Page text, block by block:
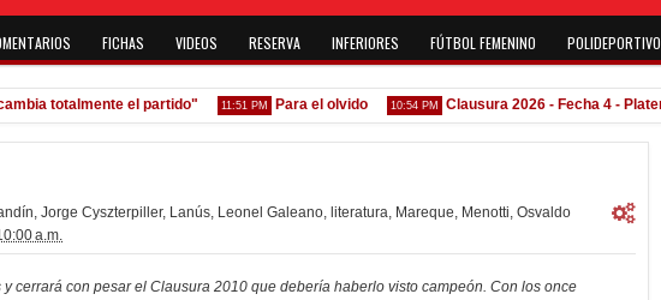
FICHAS VIDEOS RESERVA INFERIORES FÚTBOL FEMENINO POLIDEPORTIVO
totalmente el partido" 11:51 PM Para el olvido 10:54 PM Clausura 2026 - Fecha 4 - Platense
, Jorge Cyszterpiller, Lanús, Leonel Galeano, literatura, Mareque, Menotti, Osvaldo
a.m.
cerrará con pesar el Clausura 2010 que debería haberlo visto campeón. Con los once